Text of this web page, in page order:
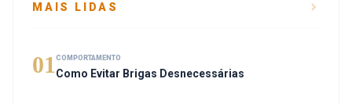
MAIS LIDAS
01 COMPORTAMENTO
Como Evitar Brigas Desnecessárias